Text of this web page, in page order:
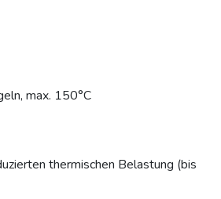
max. 150°C
thermischen Belastung (bis